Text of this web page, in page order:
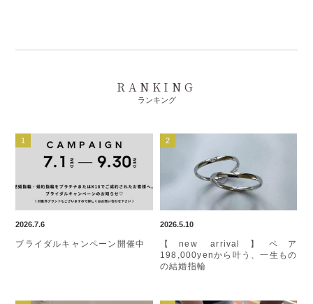
RANKING
ランキング
2026.7.6
ブライダルキャンペーン開催中
2026.5.10
【new arrival】ペア
198,000yenから叶う、一生もの
の結婚指輪